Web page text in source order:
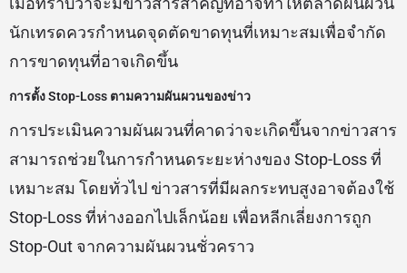
นักเทรดควรกำหนดจุดตัดขาดทุนที่เหมาะสมเพื่อจำกัด
การขาดทุนที่อาจเกิดขึ้น
การตั้ง Stop-Loss ตามความผันผวนของข่าว
การประเมินความผันผวนที่คาดว่าจะเกิดขึ้นจากข่าวสาร
สามารถช่วยในการกำหนดระยะห่างของ Stop-Loss ที่
เหมาะสม โดยทั่วไป ข่าวสารที่มีผลกระทบสูงอาจต้องใช้
Stop-Loss ที่ห่างออกไปเล็กน้อย เพื่อหลีกเลี่ยงการถูก
Stop-Out จากความผันผวนชั่วคราว